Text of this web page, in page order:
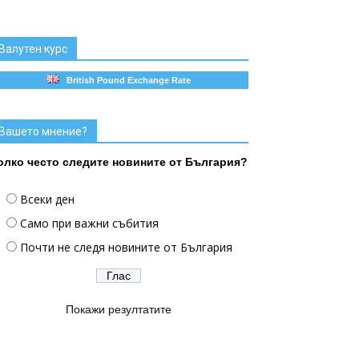
курс
British Pound Exchange Rate
мнение?
често следите новините от България?
Всеки ден
Само при важни събития
Почти не следя новините от България
Покажи резултатите